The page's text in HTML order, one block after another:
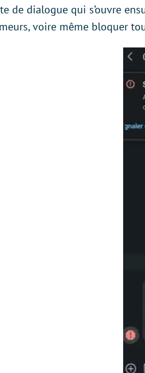
de dialogue qui s’ouvre
voire même bloquer